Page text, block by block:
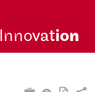
Innovation